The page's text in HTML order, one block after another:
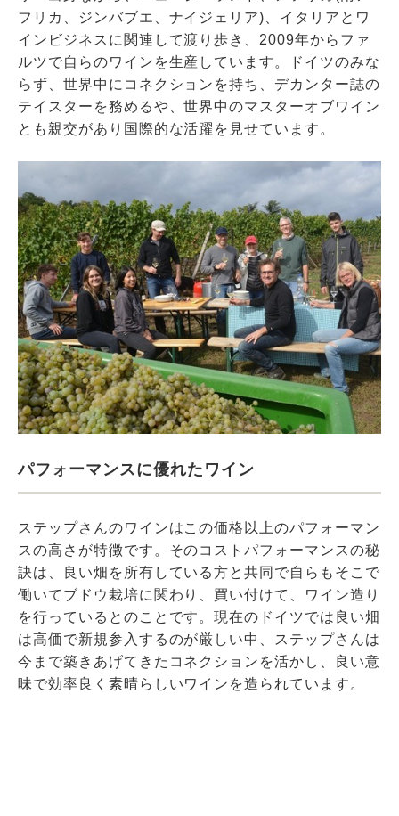
フリカ、ジンバブエ、ナイジェリア)、イタリアとワ
インビジネスに関連して渡り歩き、2009年からファ
ルツで自らのワインを生産しています。ドイツのみな
らず、世界中にコネクションを持ち、デカンター誌の
テイスターを務めるや、世界中のマスターオブワイン
とも親交があり国際的な活躍を見せています。
パフォーマンスに優れたワイン
ステップさんのワインはこの価格以上のパフォーマン
スの高さが特徴です。そのコストパフォーマンスの秘
訣は、良い畑を所有している方と共同で自らもそこで
働いてブドウ栽培に関わり、買い付けて、ワイン造り
を行っているとのことです。現在のドイツでは良い畑
は高価で新規参入するのが厳しい中、ステップさんは
今まで築きあげてきたコネクションを活かし、良い意
味で効率良く素晴らしいワインを造られています。